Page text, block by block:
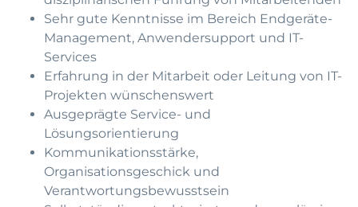
Sehr gute Kenntnisse im Bereich Endgeräte-
Management, Anwendersupport und IT-
Services
Erfahrung in der Mitarbeit oder Leitung von IT-
Projekten wünschenswert
Ausgeprägte Service- und
Lösungsorientierung
Kommunikationsstärke,
Organisationsgeschick und
Verantwortungsbewusstsein